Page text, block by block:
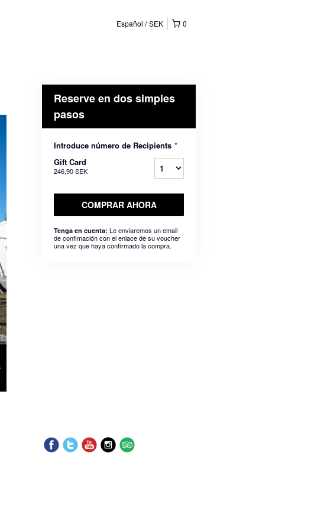
0
Español SEK
Reserve en dos simples
pasos
Introduce número de Recipients *
Gift Card
246,90 SEK
COMPRAR AHORA
Tenga en cuenta: Le enviaremos un email
de confimación con el enlace de su voucher
una vez que haya confirmado la compra.